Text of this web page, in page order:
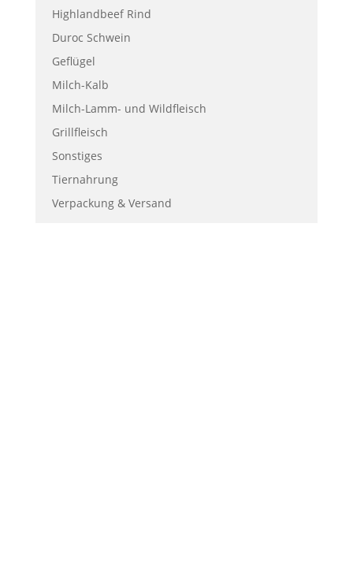
Highlandbeef Rind
Duroc Schwein
Geflügel
Milch-Kalb
Milch-Lamm- und Wildfleisch
Grillfleisch
Sonstiges
Tiernahrung
Verpackung & Versand